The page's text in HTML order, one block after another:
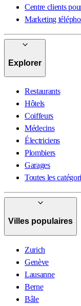
Centre clients
Marketing
Explorer
Restaurants
Hôtels
Coiffeurs
Médecins
Électriciens
Plombiers
Garages
Toutes les
Villes populaires
Zurich
Genève
Lausanne
Berne
Bâle